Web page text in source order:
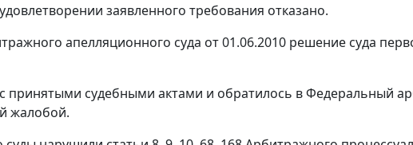
заявленного требования отказано.
апелляционного суда от 01.06.2010 решение суда
принятыми судебными актами и обратилось в Федеральный
жалобой.